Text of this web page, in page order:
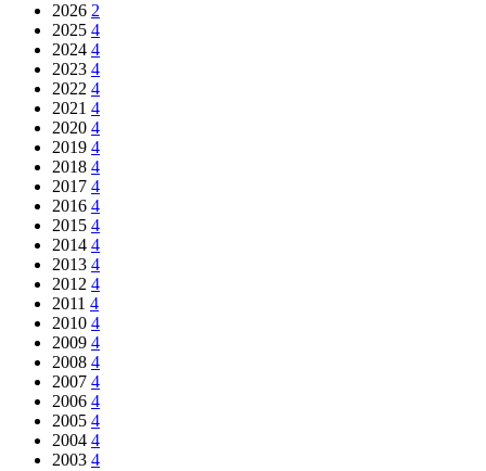
2026 2
2025 4
2024 4
2023 4
2022 4
2021 4
2020 4
2019 4
2018 4
2017 4
2016 4
2015 4
2014 4
2013 4
2012 4
2011 4
2010 4
2009 4
2008 4
2007 4
2006 4
2005 4
2004 4
2003 4